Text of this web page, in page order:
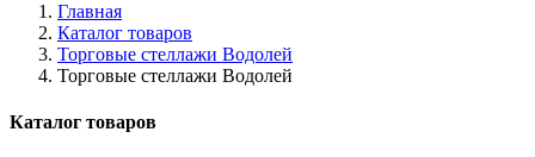
Главная
Каталог товаров
Торговые стеллажи Водолей
Торговые стеллажи Водолей
Каталог товаров